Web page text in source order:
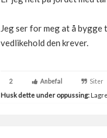
Jeg ser for meg at å
vedlikehold den krever.
2 Anbefal Siter
Husk dette under oppussing: